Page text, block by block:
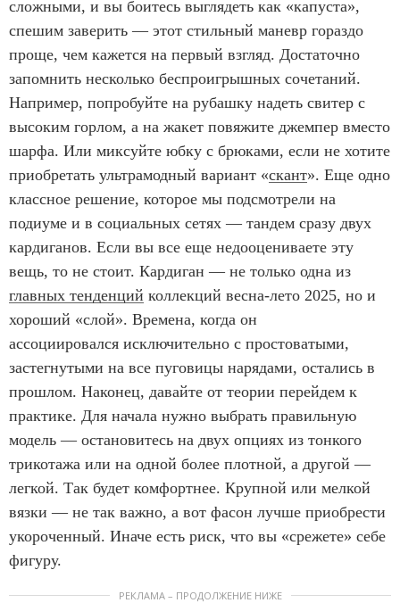
сложными, и вы боитесь выглядеть как «капуста»,
спешим заверить — этот стильный маневр гораздо
проще, чем кажется на первый взгляд. Достаточно
запомнить несколько беспроигрышных сочетаний.
Например, попробуйте на рубашку надеть свитер с
высоким горлом, а на жакет повяжите джемпер вместо
шарфа. Или миксуйте юбку с брюками, если не хотите
приобретать ультрамодный вариант «скант». Еще одно
классное решение, которое мы подсмотрели на
подиуме и в социальных сетях — тандем сразу двух
кардиганов. Если вы все еще недооцениваете эту
вещь, то не стоит. Кардиган — не только одна из
главных тенденций коллекций весна-лето 2025, но и
хороший «слой». Времена, когда он
ассоциировался исключительно с простоватыми,
застегнутыми на все пуговицы нарядами, остались в
прошлом. Наконец, давайте от теории перейдем к
практике. Для начала нужно выбрать правильную
модель — остановитесь на двух опциях из тонкого
трикотажа или на одной более плотной, а другой —
легкой. Так будет комфортнее. Крупной или мелкой
вязки — не так важно, а вот фасон лучше приобрести
укороченный. Иначе есть риск, что вы «срежете» себе
фигуру.
РЕКЛАМА – ПРОДОЛЖЕНИЕ НИЖЕ